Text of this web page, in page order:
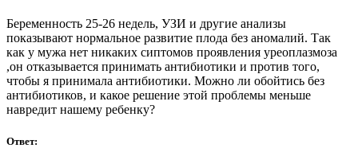
Беременность 25-26 недель, УЗИ и другие анализы
показывают нормальное развитие плода без аномалий. Так
как у мужа нет никаких сиптомов проявления уреоплазмоза
,он отказывается принимать антибиотики и против того,
чтобы я принимала антибиотики. Можно ли обойтись без
антибиотиков, и какое решение этой проблемы меньше
навредит нашему ребенку?
Ответ: